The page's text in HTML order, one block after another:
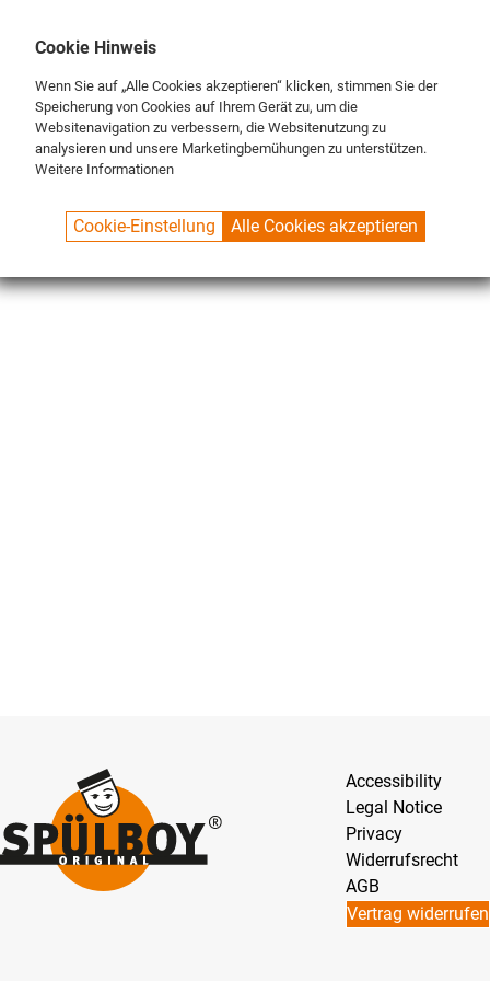
SPUELBOY.DE SHOP NU® LINE
Accessibility
Legal Notice
Privacy
Widerrufsrecht
AGB
Vertrag widerrufen
Cookie Hinweis
Wenn Sie auf „Alle Cookies akzeptieren“ klicken, stimmen Sie der
Speicherung von Cookies auf Ihrem Gerät zu, um die
Websitenavigation zu verbessern, die Websitenutzung zu
analysieren und unsere Marketingbemühungen zu unterstützen.
Weitere Informationen
Cookie-Einstellung Alle Cookies akzeptieren